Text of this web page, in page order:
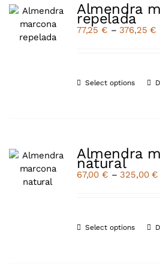
Almendra
repelada
77,25 € – 376,25 €
Select options
Almendra
natural
67,00 € – 325,00 €
Select options